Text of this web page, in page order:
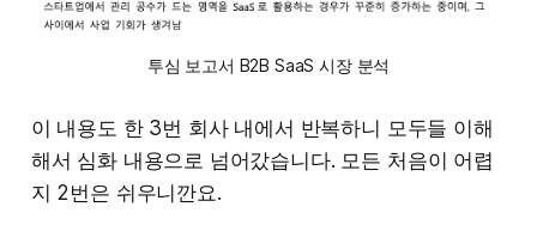
투심 보고서 B2B SaaS 시장 분석
이 내용도 한 3번 회사 내에서 반복하니 모두들 이해
해서 심화 내용으로 넘어갔습니다. 모든 처음이 어렵
지 2번은 쉬우니깐요.